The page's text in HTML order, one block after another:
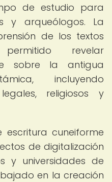
de estudio para
y arqueólogos. La
de los textos
revelar
sobre la antigua
incluyendo
religiosos y
escritura cuneiforme
de digitalización
y universidades de
en la creación